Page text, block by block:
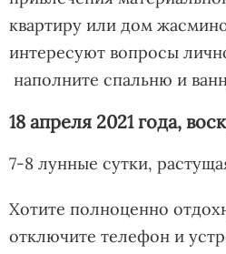
квартиру или дом
интересуют вопросы
наполните спальню и
18 апреля 2021 года,
7-8 лунные сутки,
Хотите полноценно
отключите телефон и